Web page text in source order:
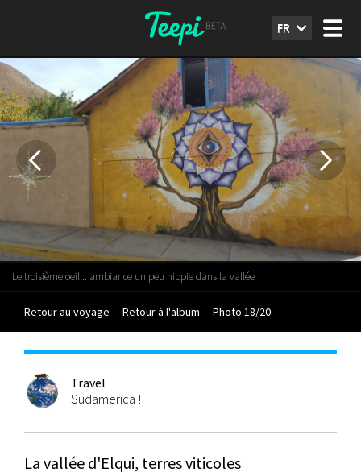
FR
Le troisième oeil... ambiance un peu hippie dans la vallée
Retour au voyage - Retour à l'album - Photo 18/20
Travel
Sudamerica !
La vallée d'Elqui, terres viticoles